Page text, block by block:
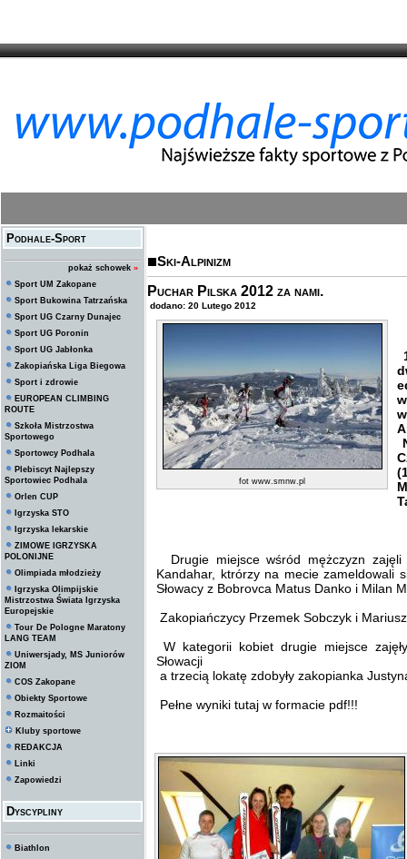
Podhale-Sport
pokaż schowek »
Sport UM Zakopane
Sport Bukowina Tatrzańska
Sport UG Czarny Dunajec
Sport UG Poronin
Sport UG Jabłonka
Zakopiańska Liga Biegowa
Sport i zdrowie
EUROPEAN CLIMBING
ROUTE
Szkoła Mistrzostwa
Sportowego
Sportowcy Podhala
Plebiscyt Najlepszy
Sportowiec Podhala
Orlen CUP
Igrzyska STO
Igrzyska lekarskie
ZIMOWE IGRZYSKA
POLONIJNE
Olimpiada młodzieży
Igrzyska Olimpijskie
Mistrzostwa Świata Igrzyska
Europejskie
Tour De Pologne Maratony
LANG TEAM
Uniwersjady, MS Juniorów
ZIOM
COS Zakopane
Obiekty Sportowe
Rozmaitości
Kluby sportowe
REDAKCJA
Linki
Zapowiedzi
Dyscypliny
Biathlon
Ski-Alpinizm
Puchar Pilska 2012 za nami.
dodano: 20 Lutego 2012
fot www.smnw.pl
Drugie miejsce wśród mężczyzn
Kandahar, ktrórzy na mecie zameldowali
Słowacy z Bobrovca Matus Danko i Milan
Zakopiańczycy Przemek Sobczyk i
W kategorii kobiet drugie miejsce
Słowacji
a trzecią lokatę zdobyły zakopianka
Pełne wyniki tutaj w formacie pdf!!!